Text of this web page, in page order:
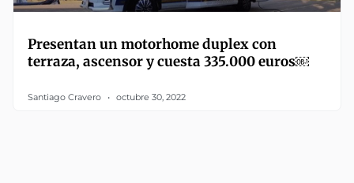
Presentan un motorhome duplex con
terraza, ascensor y cuesta 335.000 euros￼
Santiago Cravero octubre 30, 2022